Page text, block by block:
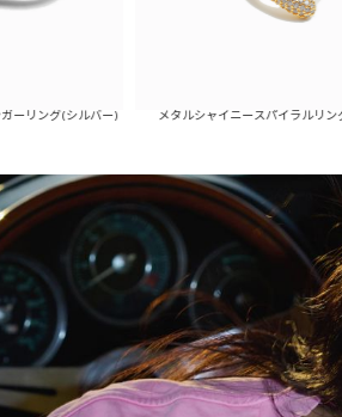
ルバー) メタルシャイニースパイラルリング(ゴールド)